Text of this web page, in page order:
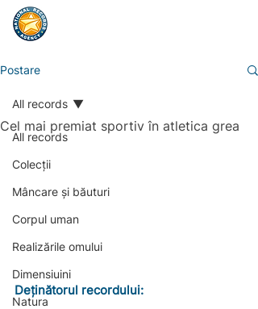
Postare
All records
Colecții
Mâncare și băuturi
Corpul uman
Realizările omului
Dimensiuini
Natura
All records
Cel mai premiat sportiv în atletica grea
Deținătorul recordului: